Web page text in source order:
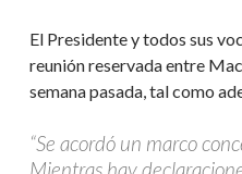
El Presidente y todos sus
reunión reservada entre
semana pasada, tal como
“Se acordó un marco